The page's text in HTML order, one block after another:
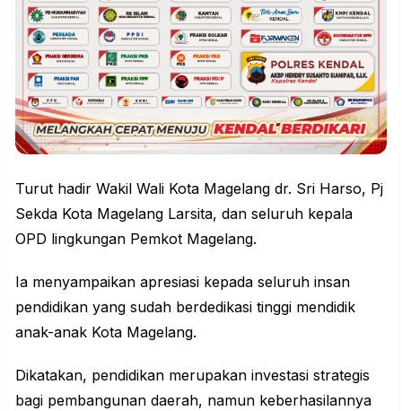
Turut hadir Wakil Wali Kota Magelang dr. Sri Harso, Pj
Sekda Kota Magelang Larsita, dan seluruh kepala
OPD lingkungan Pemkot Magelang.
Ia menyampaikan apresiasi kepada seluruh insan
pendidikan yang sudah berdedikasi tinggi mendidik
anak-anak Kota Magelang.
Dikatakan, pendidikan merupakan investasi strategis
bagi pembangunan daerah, namun keberhasilannya